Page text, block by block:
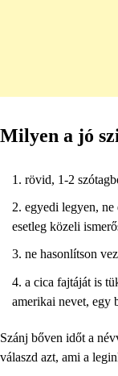
Milyen a jó
rövid, 1-2
egyedi legyen, ne
esetleg közeli
ne hasonlítson
a cica fajtáját is
amerikai nevet, egy
Szánj bőven időt a
válaszd azt, ami a